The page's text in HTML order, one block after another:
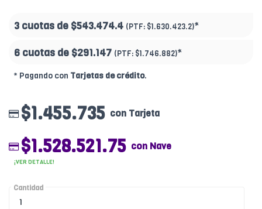
3 cuotas de $543.474.4 (PTF: $1.630.423.2)*
6 cuotas de $291.147 (PTF: $1.746.882)*
* Pagando con Tarjetas de crédito.
$1.455.735 con Tarjeta
$1.528.521.75 con Nave
¡VER DETALLE!
Cantidad